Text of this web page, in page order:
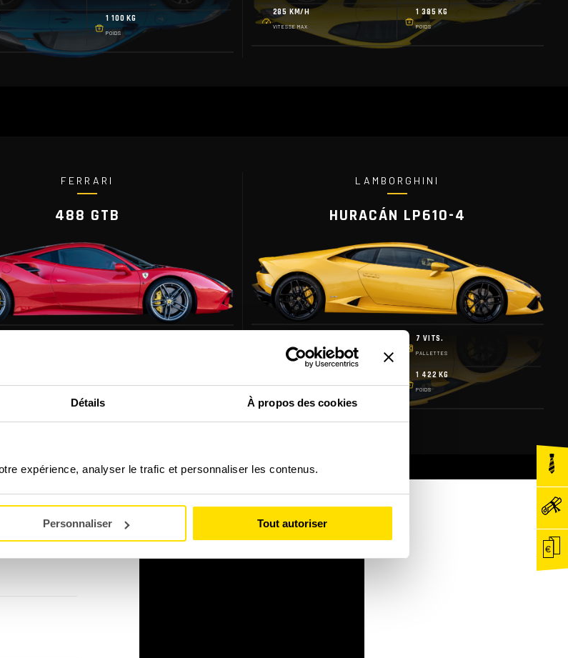
Détails À propos des cookies
expérience, analyser le trafic et personnaliser les contenus.
Personnaliser Tout autoriser
1 100 KG
POIDS
285 KM/H
VITESSE MAX
1 385 KG
POIDS
FERRARI
488 GTB
LAMBORGHINI
HURACÁN LP610-4
PUISSANCE
7 VITS.
PALLETTES
1 422 KG
POIDS